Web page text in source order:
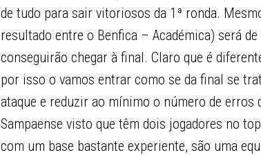
de tudo para sair vitoriosos da 1ª ronda.
resultado entre o Benfica – Académica) será
conseguirão chegar à final. Claro que é
por isso o vamos entrar como se da final se
ataque e reduzir ao mínimo o número de
Sampaense visto que têm dois jogadores no
com um base bastante experiente, são uma